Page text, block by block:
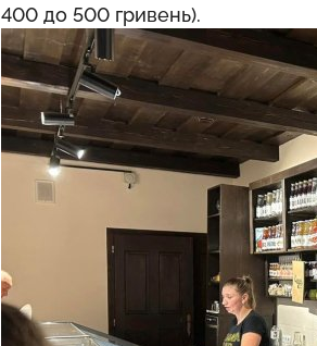
400 до 500 гривень).